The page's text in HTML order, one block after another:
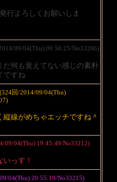
行よろしくお願いしま
09/04(Thu) 09:50:25/No33206)
だ何も覚えてない感じの素朴
ですね
(324回/2014/09/04(Thu)
線がめちゃエッチですね＾
09/04(Thu) 19:45:49/No33212)
いっす！
04(Thu) 20:55:19/No33215)